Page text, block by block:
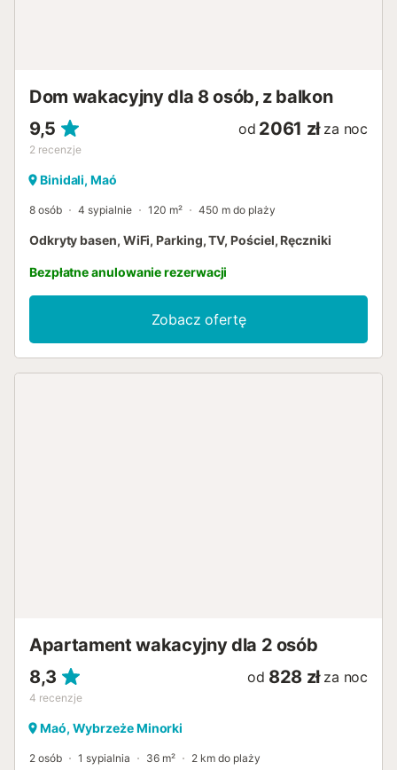
Dom wakacyjny dla 8 osób, z balkon
9,5
2 recenzje
od 2061 zł za noc
Binidali, Maó
8 osób 4 sypialnie 120 m² 450 m do plaży
Odkryty basen, WiFi, Parking, TV, Pościel, Ręczniki
Bezpłatne anulowanie rezerwacji
Zobacz ofertę
Apartament wakacyjny dla 2 osób
8,3
4 recenzje
od 828 zł za noc
Maó, Wybrzeże Minorki
2 osób 1 sypialnia 36 m² 2 km do plaży